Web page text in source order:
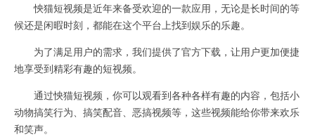
怏猫短视频是近年来备受欢迎的一款应用，无论是长时间的等
候还是闲暇时刻，都能在这个平台上找到娱乐的乐趣。
为了满足用户的需求，我们提供了官方下载，让用户更加便捷
地享受到精彩有趣的短视频。
通过怏猫短视频，你可以观看到各种各样有趣的内容，包括小
动物搞笑行为、搞笑配音、恶搞视频等，这些视频能给你带来欢乐
和笑声。